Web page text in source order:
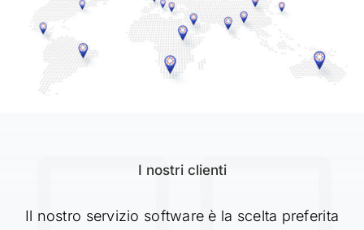
I nostri clienti
Il nostro servizio software è la scelta preferita